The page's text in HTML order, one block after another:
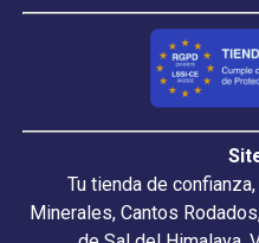
Tu tienda de
Minerales, Cantos